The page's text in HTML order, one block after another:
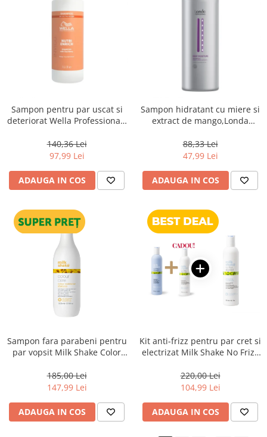
Sampon pentru par uscat si
deteriorat Wella Professionals
140,36 Lei
97,99 Lei
ADAUGA IN COS
Sampon hidratant cu miere si
extract de mango,Londa
Moisture, 1000 ml
88,33 Lei
47,99 Lei
ADAUGA IN COS
Sampon fara parabeni pentru
par vopsit Milk Shake Color
185,00 Lei
147,99 Lei
ADAUGA IN COS
Kit anti-frizz pentru par cret si
electrizat Milk Shake No Frizz
220,00 Lei
104,99 Lei
ADAUGA IN COS